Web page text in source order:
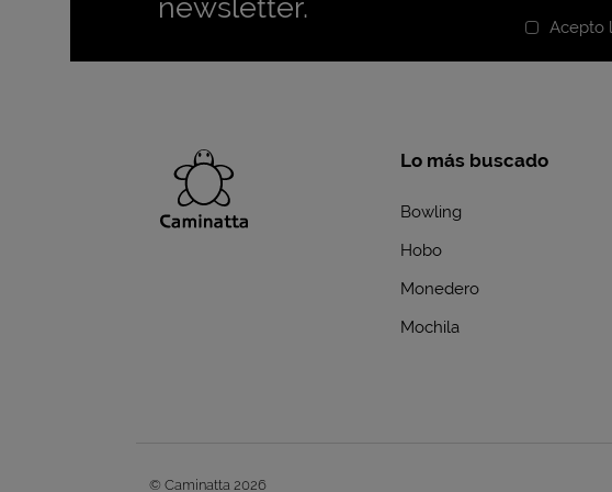
newsletter.
Acepto
Lo más buscado
Bowling
Hobo
Monedero
Mochila
© Caminatta 2026